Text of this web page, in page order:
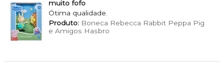
muito fofo
Ótima qualidade.
Produto:Boneca Rebecca Rabbit Peppa Pig
e Amigos Hasbro